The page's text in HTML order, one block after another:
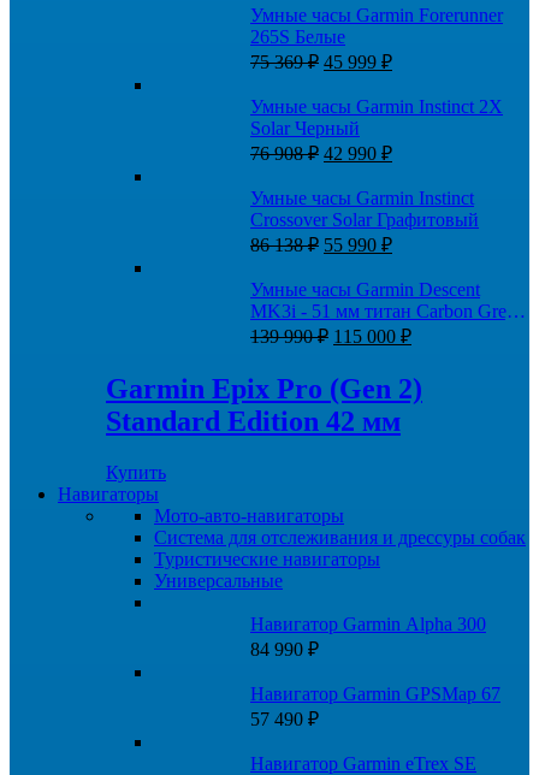
Умные часы Garmin Forerunner
265S Белые
75 369₽ Первоначальная
составляла
75
369 ₽.
45 999 ₽Текущая
45
Умные часы Garmin Instinct 2X
Solar Черный
76 908₽ Первоначальная
составляла
76
908 ₽.
42 990 ₽Текущая
42
990 ₽.
Умные часы Garmin Instinct
Crossover Solar Графитовый
86 138₽ Первоначальная
составляла
86
138 ₽.
55 990 ₽Текущая
55
990 ₽.
Умные часы Garmin Descent
MK3i - 51 мм титан Carbon Grey
DLC с черным силиконовым
139 990₽ Первоначальная
составляла
139
990 ₽.
115 000 ₽Текущая
115
000 ₽.
Garmin Epix Pro (Gen 2)
Standard Edition 42 мм
Купить
Навигаторы
Мото-авто-навигаторы
Система для отслеживания и дрессуры собак
Туристические навигаторы
Универсальные
Навигатор Garmin Alpha 300
84 990 ₽
Навигатор Garmin GPSMap 67
57 490 ₽
Навигатор Garmin eTrex SE